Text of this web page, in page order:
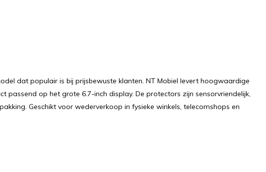
dat populair is bij prijsbewuste klanten. NT Mobiel levert hoogwaardige
passend op het grote 6.7-inch display. De protectors zijn sensorvriendelijk,
Geschikt voor wederverkoop in fysieke winkels, telecomshops en